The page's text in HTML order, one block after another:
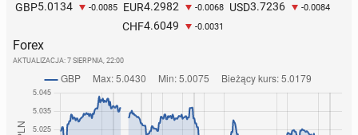
GBP5.0134 -0.0085 EUR4.2982 -0.0068 USD3.7236 -0.0084
CHF4.6049 -0.0031
Forex
AKTUALIZACJA: 7 SIERPNIA, 22:00